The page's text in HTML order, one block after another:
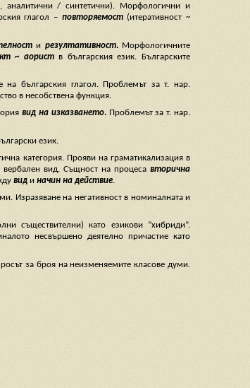
/ синтетични). Морфологични и
глагол – повторяемост(итеративност ~
и резултативност. Морфологичните
~ аориств българския език. Българските
на българския глагол. Проблемът за т. нар.
в несобствена функция.
вид на изказването.Проблемът за т. нар.
език.
категория. Прояви на граматикализация в
вербален вид. Същност на процеса вторична
вид и начин на действие.
Изразяване на негативност в номиналната и
съществителни) като езикови “хибриди”.
несвършено деятелно причастие като
за броя на неизменяемите класове думи.